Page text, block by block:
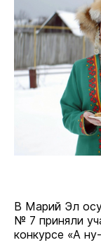
В Марий Эл
№ 7 приняли
конкурсе «А